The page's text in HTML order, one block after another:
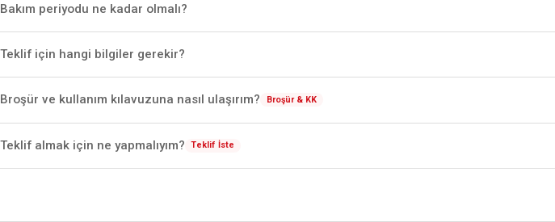
Bakım periyodu ne kadar olmalı?
Teklif için hangi bilgiler gerekir?
Broşür ve kullanım kılavuzuna nasıl ulaşırım? Broşür & KK
Teklif almak için ne yapmalıyım? Teklif İste